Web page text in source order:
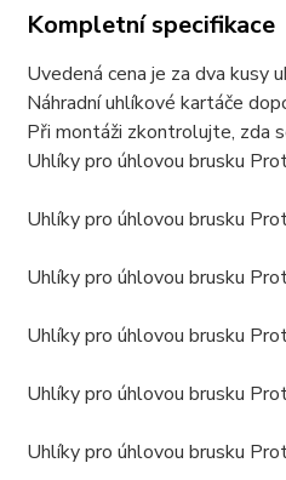
Kompletní specifikace
Uvedená cena je za dva kusy
Náhradní uhlíkové kartáče
Při montáži zkontrolujte, zda
Uhlíky pro úhlovou brusku
Uhlíky pro úhlovou brusku
Uhlíky pro úhlovou brusku
Uhlíky pro úhlovou brusku
Uhlíky pro úhlovou brusku
Uhlíky pro úhlovou brusku